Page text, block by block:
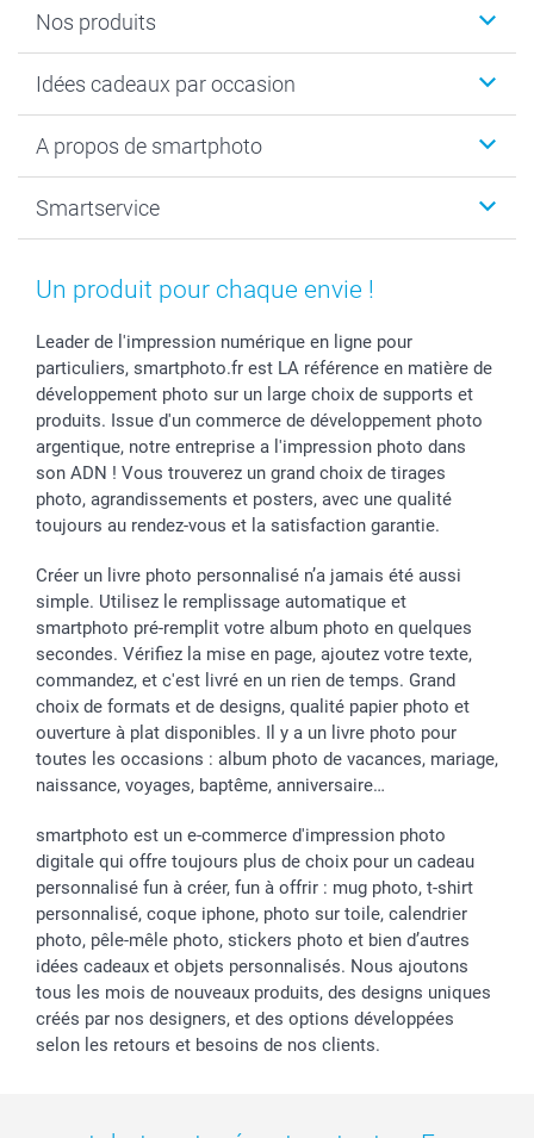
Nos produits
Calendrier photo & Agenda photo
Tirage photo & agrandissement
Faire-part & Cartes
Coques smartphone
Cadres photo & accessoires déco
Dénicheur d'idées cadeau
Idées cadeaux par occasion
Anniversaire
Naissance & baptême
Fête des Mères
Communion
Baptême
Toussaint
Rentrée des classes
Saint-Valentin
Vacances
A propos de smartphoto
Plan du site
Droit de rétraction
Vie privée
Gestion des cookies
Tarifs
Partenariats & Influence
Investisseurs
Smartservice
Aide
smartfriends
Livraison
Modes de paiement
Grandes quantités
Statut de ma commande
Un produit pour chaque envie !
Leader de l'impression numérique en ligne pour
particuliers, smartphoto.fr est LA référence en matière de
développement photo sur un large choix de supports et
produits. Issue d'un commerce de développement photo
argentique, notre entreprise a l'impression photo dans
son ADN ! Vous trouverez un grand choix de tirages
photo, agrandissements et posters, avec une qualité
toujours au rendez-vous et la satisfaction garantie.
Créer un livre photo personnalisé n’a jamais été aussi
simple. Utilisez le remplissage automatique et
smartphoto pré-remplit votre album photo en quelques
secondes. Vérifiez la mise en page, ajoutez votre texte,
commandez, et c'est livré en un rien de temps. Grand
choix de formats et de designs, qualité papier photo et
ouverture à plat disponibles. Il y a un livre photo pour
toutes les occasions : album photo de vacances, mariage,
naissance, voyages, baptême, anniversaire…
smartphoto est un e-commerce d'impression photo
digitale qui offre toujours plus de choix pour un cadeau
personnalisé fun à créer, fun à offrir : mug photo, t-shirt
personnalisé, coque iphone, photo sur toile, calendrier
photo, pêle-mêle photo, stickers photo et bien d’autres
idées cadeaux et objets personnalisés. Nous ajoutons
tous les mois de nouveaux produits, des designs uniques
créés par nos designers, et des options développées
selon les retours et besoins de nos clients.